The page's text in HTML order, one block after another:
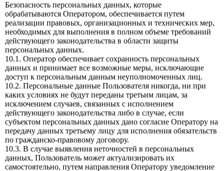
Безопасность персональных данных, которые
обрабатываются Оператором, обеспечивается путем
реализации правовых, организационных и технических мер,
необходимых для выполнения в полном объеме требований
действующего законодательства в области защиты
персональных данных.
10.1. Оператор обеспечивает сохранность персональных
данных и принимает все возможные меры, исключающие
доступ к персональным данным неуполномоченных лиц.
10.2. Персональные данные Пользователя никогда, ни при
каких условиях не будут переданы третьим лицам, за
исключением случаев, связанных с исполнением
действующего законодательства либо в случае, если
субъектом персональных данных дано согласие Оператору на
передачу данных третьему лицу для исполнения обязательств
по гражданско-правовому договору.
10.3. В случае выявления неточностей в персональных
данных, Пользователь может актуализировать их
самостоятельно, путем направления Оператору уведомление